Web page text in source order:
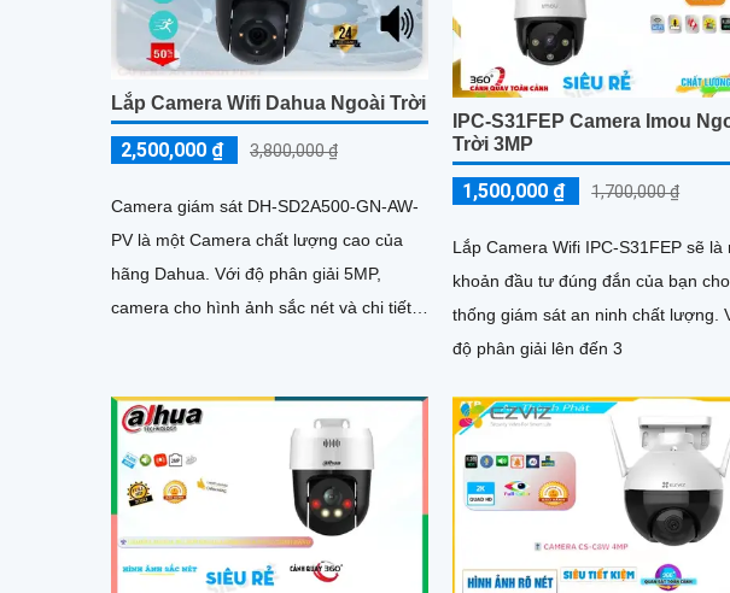
Lắp Camera Wifi Dahua Ngoài Trời
2,500,000 ₫ 3,800,000 ₫
Camera giám sát DH-SD2A500-GN-AW-
PV là một Camera chất lượng cao của
hãng Dahua. Với độ phân giải 5MP,
camera cho hình ảnh sắc nét và chi tiết.
IPC-S31FEP Camera Imou
Trời 3MP
1,500,000 ₫ 1,700,000 ₫
Lắp Camera Wifi IPC-S31FEP sẽ là
khoản đầu tư đúng đắn của bạn
thống giám sát an ninh chất lượng.
độ phân giải lên đến 3